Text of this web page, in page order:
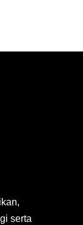
serta